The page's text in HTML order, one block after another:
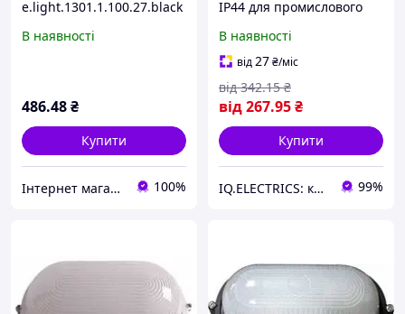
e.light.1301.1.100.27.black
В наявності
486.48₴
Купити
Інтернет магазин "Світ Електрики" 100%
IP44 для промислового
круглий
В наявності
від27₴/міс
від267.95₴
від 342.15 ₴
Купити
IQ.ELECTRICS: купити електрику оптом 99%